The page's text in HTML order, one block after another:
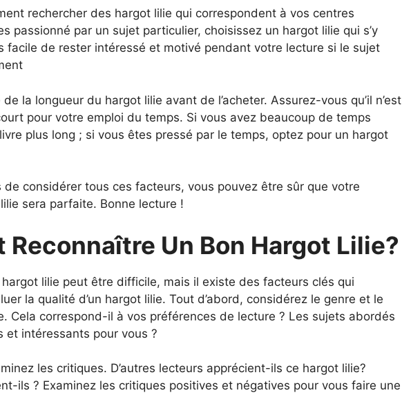
rechercher des hargot lilie qui correspondent à vos centres
passionné par un sujet particulier, choisissez un hargot lilie qui s’y
facile de rester intéressé et motivé pendant votre lecture si le sujet
la longueur du hargot lilie avant de l’acheter. Assurez-vous qu’il n’est
pour votre emploi du temps. Si vous avez beaucoup de temps
plus long ; si vous êtes pressé par le temps, optez pour un hargot
de considérer tous ces facteurs, vous pouvez être sûr que votre
sera parfaite. Bonne lecture !
Reconnaître Un Bon Hargot Lilie?
lilie peut être difficile, mais il existe des facteurs clés qui
la qualité d’un hargot lilie. Tout d’abord, considérez le genre et le
Cela correspond-il à vos préférences de lecture ? Les sujets abordés
et intéressants pour vous ?
les critiques. D’autres lecteurs apprécient-ils ce hargot lilie?
ils ? Examinez les critiques positives et négatives pour vous faire une